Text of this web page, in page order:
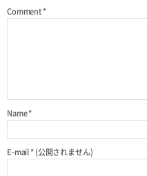
Comment*
Name*
E-mail*(公開されません)